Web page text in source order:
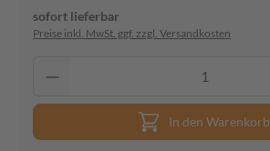
sofort lieferbar
Preise inkl. MwSt. ggf. zzgl. Versandkosten
In den Warenkorb